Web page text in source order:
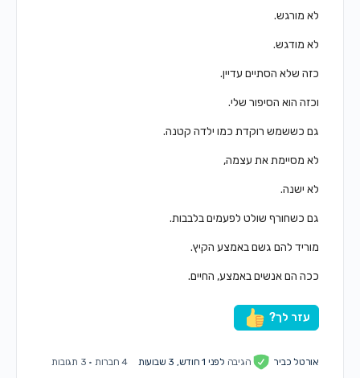
לא מורגש.
לא מודגש.
כזה שלא הסתיים עדיין.
וכזה הוא הסיפור שלי.
גם כששמש רוקדת כמו ילדה קטנה.
לא מסיימת את עצמה,
לא ישנה.
גם כשחורף שולט לפעמים בלבבות.
מוריד להם גשם באמצע הקיץ.
ככה הם אנשים באמצע, החיים.
עזר לך?
אורטל כביר הגיבהלפני 1 חודש, 3 שבועות 4 חברות · 3 תגובות